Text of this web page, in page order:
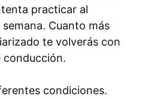
practicar al
Cuanto más
te volverás con
conducción.
condiciones.